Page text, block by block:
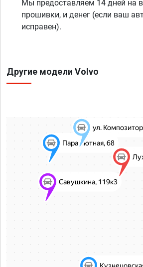
Мы предоставляем 14 дней на
прошивки, и денег (если ваш
исправен).
Другие модели Volvo